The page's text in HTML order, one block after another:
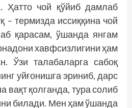
Ҳатто чой қўйиб дамлаб
– термизда иссиққина чой
қарасам, ўшанда янгам
хавфсизлигини ҳам
Ўзи талабаларга сабоқ
уйғонишга эриниб, дарс
вақт қолганда, тура солиб
билади. Мен ҳам ўшанда